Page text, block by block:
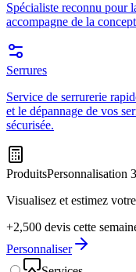
Spécialiste reconnu pour
accompagne de la
Serrures
Service de serrurerie
et le dépannage de vos
sécurisée.
ProduitsPersonnalisation
Visualisez et estimez
+2,500 devis cette
Personnaliser